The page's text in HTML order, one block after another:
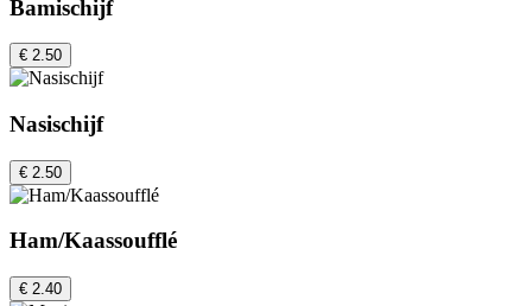
Bamischijf
€ 2.50
Nasischijf
€ 2.50
Ham/Kaassoufflé
€ 2.40